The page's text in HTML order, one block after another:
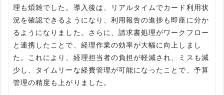
理も煩雑でした。導入後は、リアルタイムでカード利用状
況を確認できるようになり、利用報告の進捗も即座に分か
るようになりました。さらに、請求書処理がワークフロー
と連携したことで、経理作業の効率が大幅に向上しまし
た。これにより、経理担当者の負担が軽減され、ミスも減
少し、タイムリーな経費管理が可能になったことで、予算
管理の精度も上がりました。